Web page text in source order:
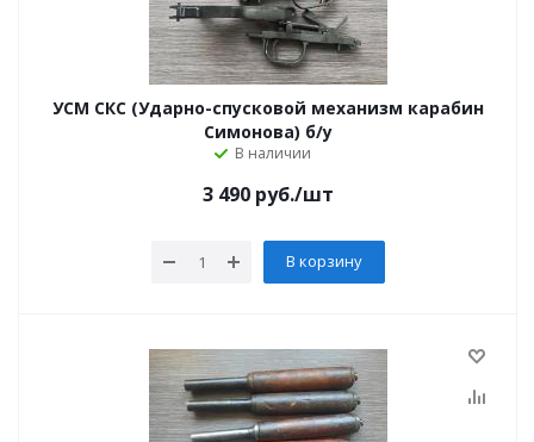
УСМ СКС (Ударно-спусковой механизм карабин
Симонова) б/у
В наличии
3 490 руб./шт
В корзину